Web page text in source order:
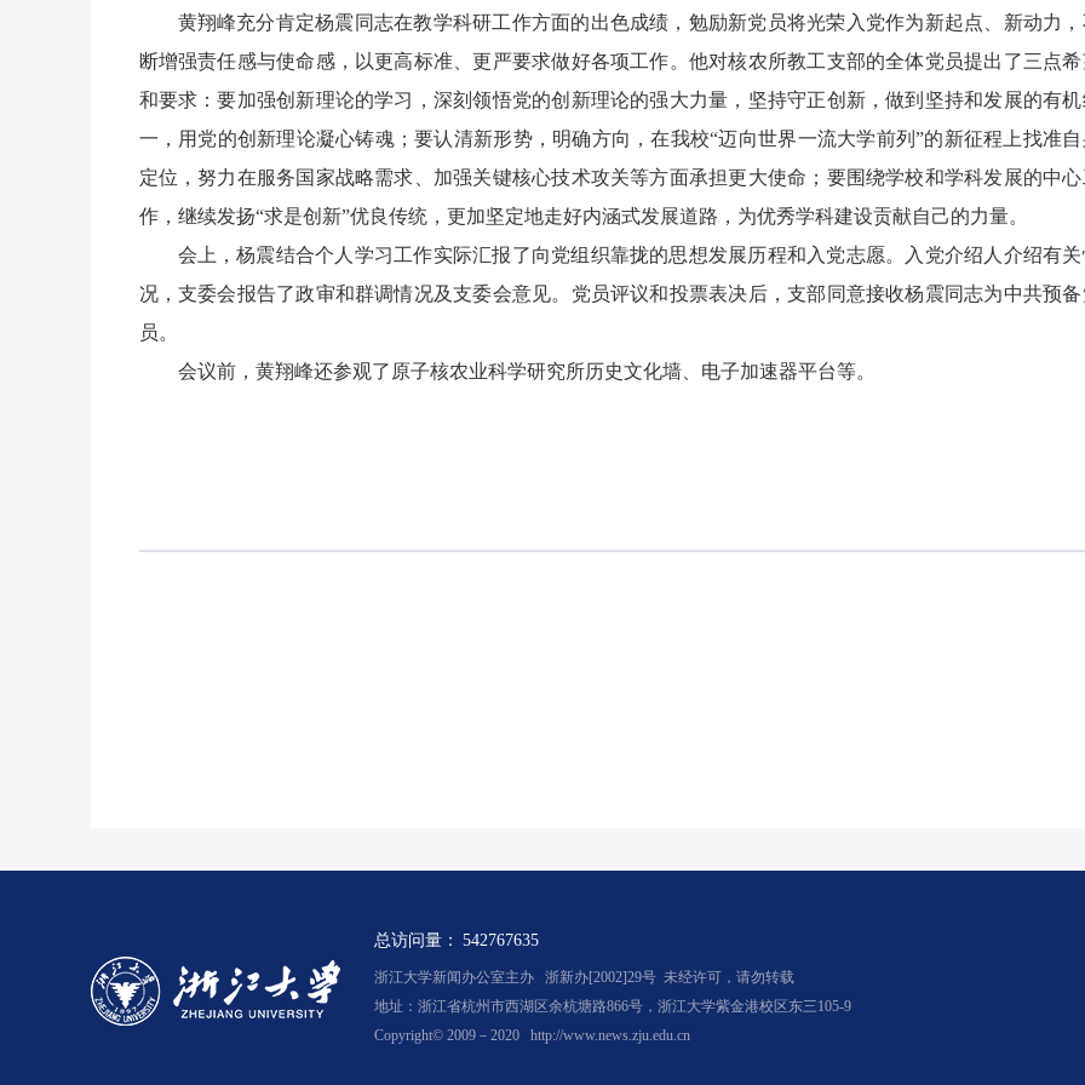
黄翔峰充分肯定杨震同志在教学科研工作方面的出色成绩，勉励新党员将光荣入党作为新起点、新动力，
断增强责任感与使命感，以更高标准、更严要求做好各项工作。他对核农所教工支部的全体党员提出了三点希
和要求：要加强创新理论的学习，深刻领悟党的创新理论的强大力量，坚持守正创新，做到坚持和发展的有
一，用党的创新理论凝心铸魂；要认清新形势，明确方向，在我校“迈向世界一流大学前列”的新征程上找准自
定位，努力在服务国家战略需求、加强关键核心技术攻关等方面承担更大使命；要围绕学校和学科发展的中心
作，继续发扬“求是创新”优良传统，更加坚定地走好内涵式发展道路，为优秀学科建设贡献自己的力量。
会上，杨震结合个人学习工作实际汇报了向党组织靠拢的思想发展历程和入党志愿。入党介绍人介绍有
况，支委会报告了政审和群调情况及支委会意见。党员评议和投票表决后，支部同意接收杨震同志为中共预备
员。
会议前，黄翔峰还参观了原子核农业科学研究所历史文化墙、电子加速器平台等。
总访问量： 542767635
浙江大学新闻办公室主办 浙新办[2002]29号 未经许可，请勿转载
地址：浙江省杭州市西湖区余杭塘路866号，浙江大学紫金港校区东三105-9
Copyright© 2009－2020 http://www.news.zju.edu.cn